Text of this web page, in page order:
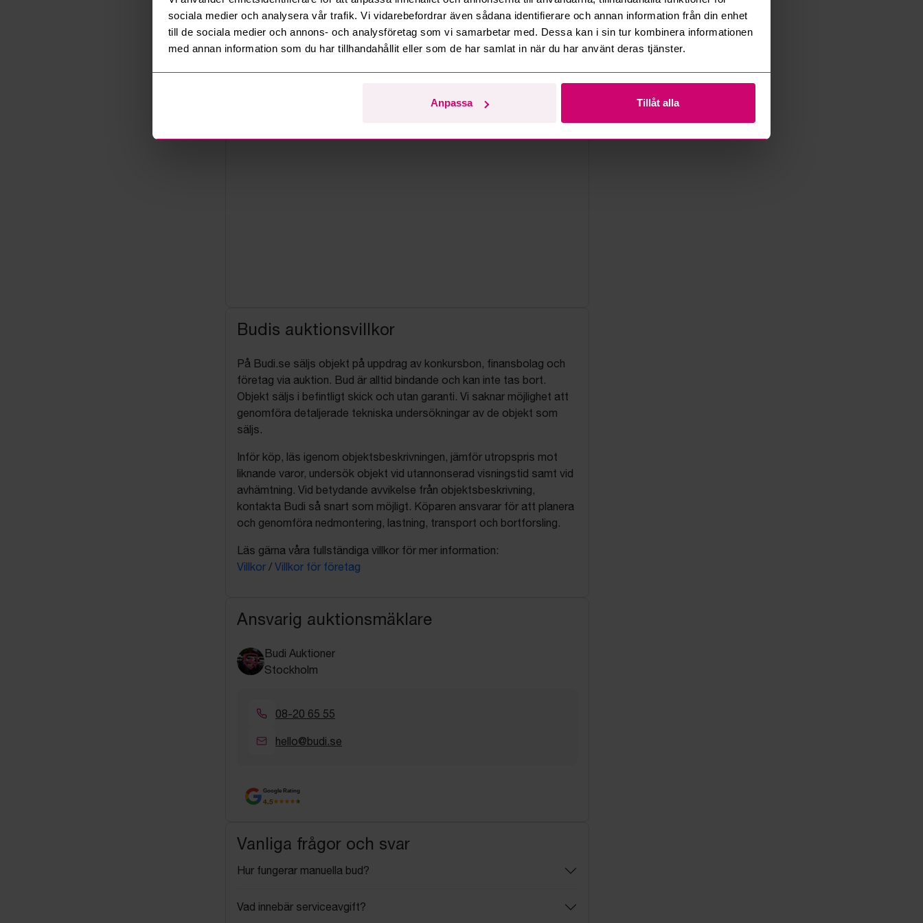
sociala medier och analysera vår trafik. Vi vidarebefordrar även sådana identifierare och annan information från din enhet
till de sociala medier och annons- och analysföretag som vi samarbetar med. Dessa kan i sin tur kombinera informationen
med annan information som du har tillhandahållit eller som de har samlat in när du har använt deras tjänster.
Anpassa Tillåt alla
Export
Not allowed
Säljare
Budis auktionsvillkor
På Budi.se säljs objekt på uppdrag av konkursbon, finansbolag och
företag via auktion. Bud är alltid bindande och kan inte tas bort.
Objekt säljs i befintligt skick och utan garanti. Vi saknar möjlighet att
genomföra detaljerade tekniska undersökningar av de objekt som
säljs.
Inför köp, läs igenom objektsbeskrivningen, jämför utropspris mot
liknande varor, undersök objekt vid utannonserad visningstid samt vid
avhämtning. Vid betydande avvikelse från objektsbeskrivning,
kontakta Budi så snart som möjligt. Köparen ansvarar för att planera
och genomföra nedmontering, lastning, transport och bortforsling.
Läs gärna våra fullständiga villkor för mer information:
Villkor / Villkor för företag
Ansvarig auktionsmäklare
Budi Auktioner
Stockholm
08-20 65 55
hello@budi.se
Google Rating
4.5
Vanliga frågor och svar
Hur fungerar manuella bud?
Vad innebär serviceavgift?